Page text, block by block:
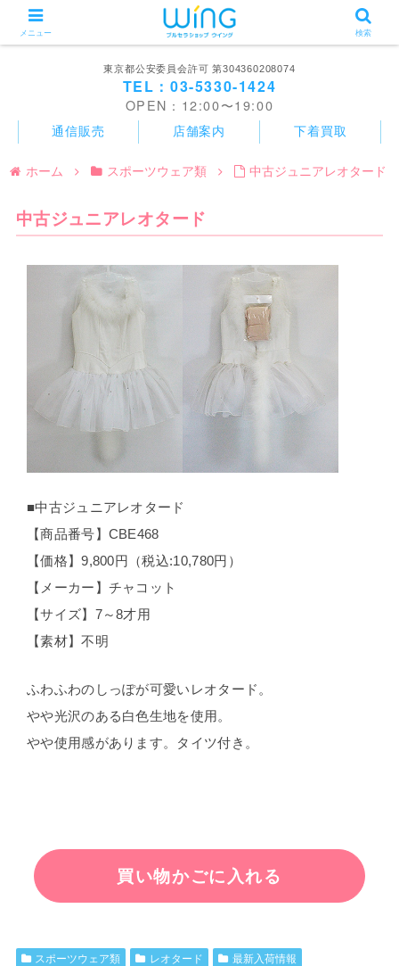
東京都公安委員会許可 第304360208074
TEL：03-5330-1424
OPEN：12:00〜19:00
通信販売 店舗案内 下着買取
ホーム スポーツウェア類 中古ジュニアレオタード
中古ジュニアレオタード
■中古ジュニアレオタード
【商品番号】CBE468
【価格】9,800円（税込:10,780円）
【メーカー】チャコット
【サイズ】7～8才用
【素材】不明
ふわふわのしっぽが可愛いレオタード。
やや光沢のある白色生地を使用。
やや使用感があります。タイツ付き。
スポーツウェア類 レオタード 最新入荷情報
メニュー 検索